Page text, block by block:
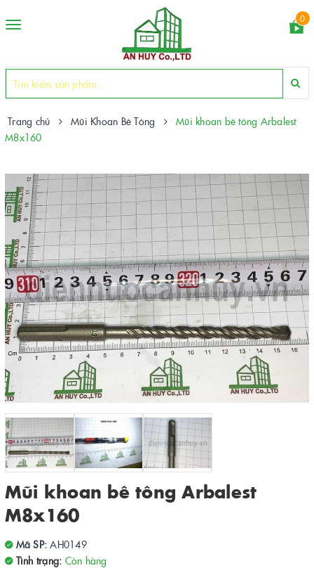
Toggle
0
Trang chủ Mũi Khoan Bê Tông
Mũi khoan bê tông Arbalest
M8x160
Mũi khoan bê tông Arbalest
M8x160
Mã SP: AH0149
Tình trạng: Còn hàng